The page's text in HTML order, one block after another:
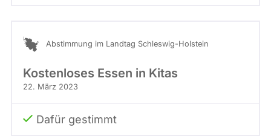
Abstimmung im Landtag Schleswig-Holstein
Kostenloses Essen in Kitas
22. März 2023
Dafür gestimmt